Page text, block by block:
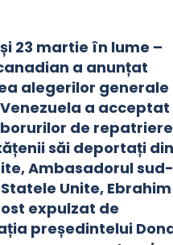
23 martie în lume –
a anunțat
alegerilor generale
a acceptat
de repatriere
săi deportați din
Ambasadorul sud-
Unite, Ebrahim
expulzat de
președintelui